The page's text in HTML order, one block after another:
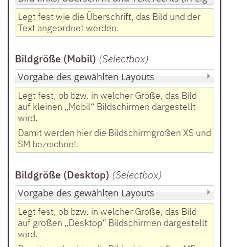
Legt fest wie die Überschrift, das Bild und der
Text angeordnet werden.
Bildgröße (Mobil) (Selectbox)
Legt fest, ob bzw. in welcher Größe, das Bild
auf kleinen „Mobil“ Bildschirmen dargestellt
wird.
Damit werden hier die Bildschirmgrößen XS und
SM bezeichnet.
Bildgröße (Desktop) (Selectbox)
Legt fest, ob bzw. in welcher Größe, das Bild
auf großen „Desktop“ Bildschirmen dargestellt
wird.